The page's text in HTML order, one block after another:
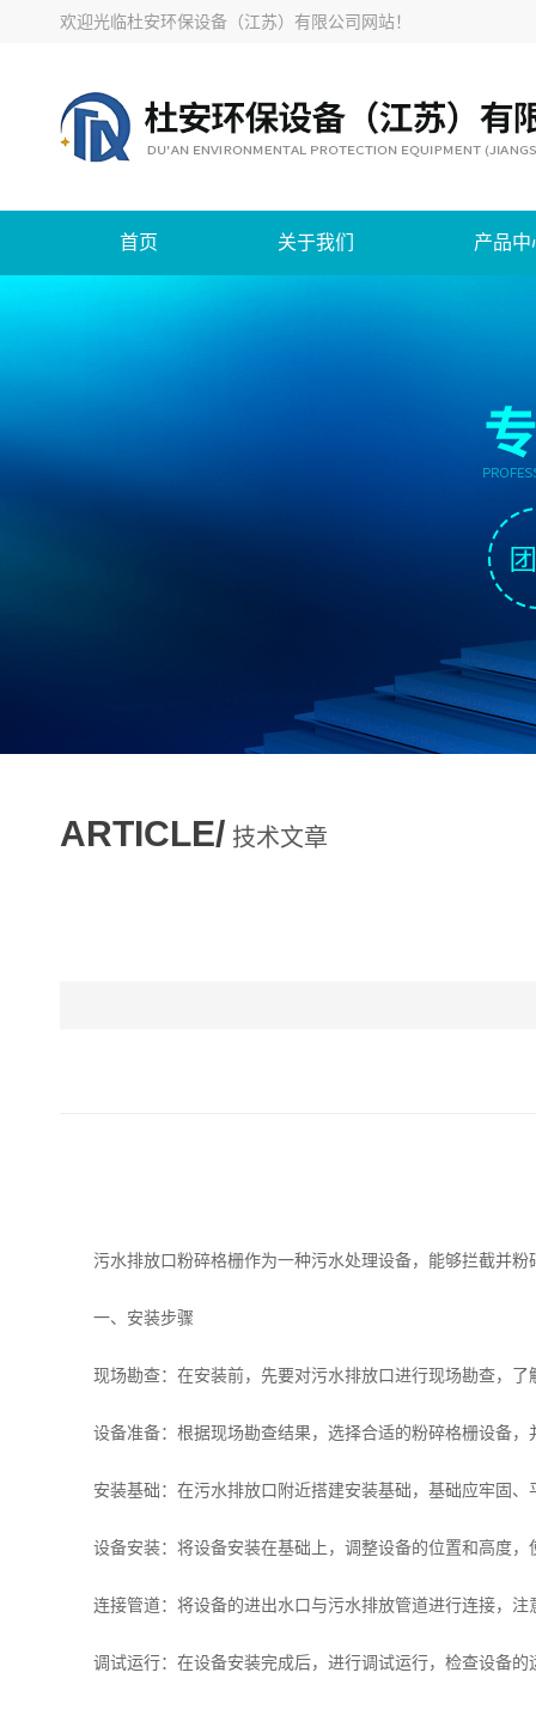
欢迎光临杜安环保设备（江苏）有限公司网站！
首页 关于我们 产品中
ARTICLE/ 技术文章
污水排放口粉碎格栅作为一种污水处理设备，能够拦截并
一、安装步骤
现场勘查：在安装前，先要对污水排放口进行现场勘查，了
设备准备：根据现场勘查结果，选择合适的粉碎格栅设备，
安装基础：在污水排放口附近搭建安装基础，基础应牢固、
设备安装：将设备安装在基础上，调整设备的位置和高度，
连接管道：将设备的进出水口与污水排放管道进行连接，注
调试运行：在设备安装完成后，进行调试运行，检查设备的